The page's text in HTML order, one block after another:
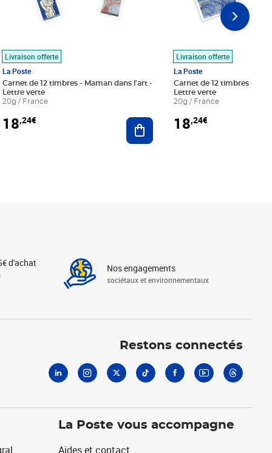
au panier
Livraison offerte
La Poste
Carnet de 12 timbres - Maman dans l'art -
Lettre verte
20g / France
18,24€ Ajouter au panier
Livraison offerte
La Poste
Carnet de 12 timbres - Le
Lettre verte
20g / France
18,24€
d'achat Nos engagements
sociétaux et environnementaux
Restons connectés
La Poste vous accompagne
Aides et contact